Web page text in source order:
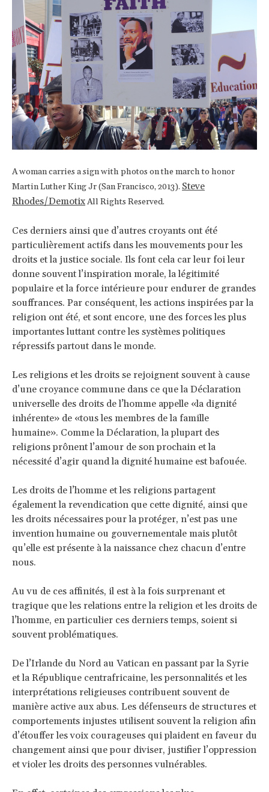
A woman carries a sign with photos on the march to honor
Martin Luther King Jr (San Francisco, 2013). Steve
Rhodes/DemotixAll Rights Reserved.
Ces derniers ainsi que d’autres croyants ont été
particulièrement actifs dans les mouvements pour les
droits et la justice sociale. Ils font cela car leur foi leur
donne souvent l’inspiration morale, la légitimité
populaire et la force intérieure pour endurer de grandes
souffrances. Par conséquent, les actions inspirées par la
religion ont été, et sont encore, une des forces les plus
importantes luttant contre les systèmes politiques
répressifs partout dans le monde.
Les religions et les droits se rejoignent souvent à cause
d’une croyance commune dans ce que la Déclaration
universelle des droits de l’homme appelle «la dignité
inhérente» de «tous les membres de la famille
humaine». Comme la Déclaration, la plupart des
religions prônent l’amour de son prochain et la
nécessité d’agir quand la dignité humaine est bafouée.
Les droits de l’homme et les religions partagent
également la revendication que cette dignité, ainsi que
les droits nécessaires pour la protéger, n’est pas une
invention humaine ou gouvernementale mais plutôt
qu’elle est présente à la naissance chez chacun d’entre
nous.
Au vu de ces affinités, il est à la fois surprenant et
tragique que les relations entre la religion et les droits de
l’homme, en particulier ces derniers temps, soient si
souvent problématiques.
De l’Irlande du Nord au Vatican en passant par la Syrie
et la République centrafricaine, les personnalités et les
interprétations religieuses contribuent souvent de
manière active aux abus. Les défenseurs de structures et
comportements injustes utilisent souvent la religion afin
d’étouffer les voix courageuses qui plaident en faveur du
changement ainsi que pour diviser, justifier l’oppression
et violer les droits des personnes vulnérables.